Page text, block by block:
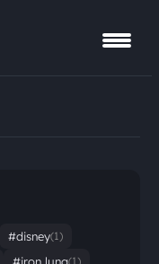
#disney(1)
(1)